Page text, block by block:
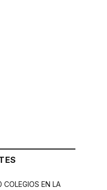
COLEGIOS EN LA